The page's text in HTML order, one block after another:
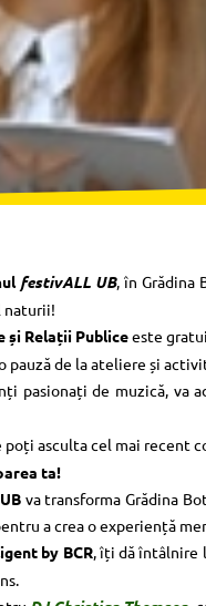
festivALL UB, în Grădina
naturii!
și Relații Publiceeste
de la ateliere și
pasionați de muzică, va
poți asculta cel mai recent
ta!
va transforma Grădina
a crea o experiență
by BCR, îți dă întâlnire